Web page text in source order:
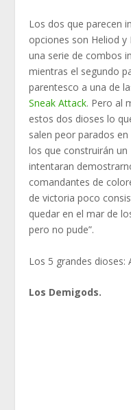
Los dos que parecen
opciones son Heliod
una serie de combos
mientras el segundo
parentesco a una de
Sneak Attack. Pero al
estos dos dioses lo
salen peor parados
los que construirán
intentaran
comandantes de
de victoria poco
quedar en el mar de
pero no pude”.
Los 5 grandes dioses:
Los Demigods.